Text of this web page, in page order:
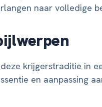
naar volledige
krijgerstraditie in
en aanpassing